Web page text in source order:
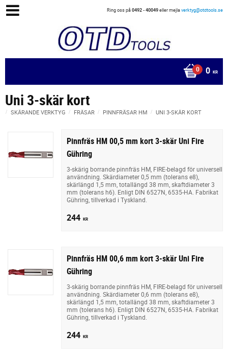
Ring oss på0492 - 40049eller mejlaverktyg@otdtools.se
0 KR
Uni 3-skär kort
SKÄRANDE VERKTYG FRÄSAR PINNFRÄSAR HM UNI 3-SKÄR KORT
Pinnfräs HM 00,5 mm kort 3-skär Uni Fire
Gühring
3-skärig borrande pinnfräs HM, FIRE-belagd för universell
användning. Skärdiameter 0,5 mm (tolerans e8),
skärlängd 1,5 mm, totallängd 38 mm, skaftdiameter 3
mm (tolerans h6). Enligt DIN 6527N, 6535-HA. Fabrikat
Gühring, tillverkad i Tyskland.
244 KR
Pinnfräs HM 00,6 mm kort 3-skär Uni Fire
Gühring
3-skärig borrande pinnfräs HM, FIRE-belagd för universell
användning. Skärdiameter 0,6 mm (tolerans e8),
skärlängd 1,5 mm, totallängd 38 mm, skaftdiameter 3
mm (tolerans h6). Enligt DIN 6527N, 6535-HA. Fabrikat
Gühring, tillverkad i Tyskland.
244 KR